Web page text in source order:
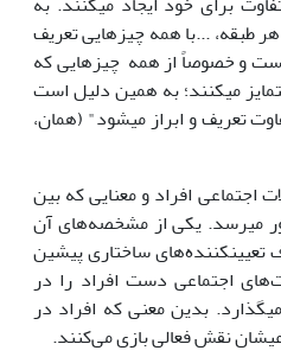
طبقه، ...با همه چیزهایی تعریف
و خصوصاً از همه چیزهایی که
می‏کنند؛ به همین دلیل است
تعریف و ابراز می‏شود" (همان،
افراد و معنایی که بین
می‏رسد. یکی از مشخصه‌‏های آن
تعیین‏کننده‌های ساختاری پیشین
اجتماعی دست افراد را در
بدین معنی که افراد در
نقش فعالی بازی می‌کنند.